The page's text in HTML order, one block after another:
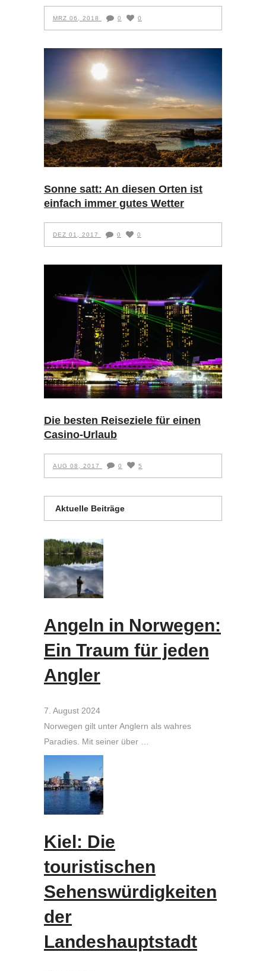
MRZ 06, 2018 0 0
Sonne satt: An diesen Orten ist
einfach immer gutes Wetter
DEZ 01, 2017 0 0
Die besten Reiseziele für einen
Casino-Urlaub
AUG 08, 2017 0 5
Aktuelle Beiträge
Angeln in Norwegen:
Ein Traum für jeden
Angler
7. August 2024
Norwegen gilt unter Anglern als wahres
Paradies. Mit seiner über …
Kiel: Die
touristischen
Sehenswürdigkeiten
der
Landeshauptstadt